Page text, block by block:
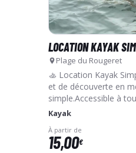
LOCATION KAYAK
Plage du Rougeret
🚣 Location Kayak
et de découverte en
simple.Accessible à
littoral à v…
Kayak
À partir de
15,00€